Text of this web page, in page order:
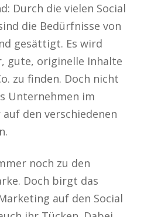
Durch die vielen Social
die Bedürfnisse von
gesättigt. Es wird
gute, originelle Inhalte
zu finden. Doch nicht
Unternehmen im
den verschiedenen
noch zu den
Doch birgt das
auf den Social